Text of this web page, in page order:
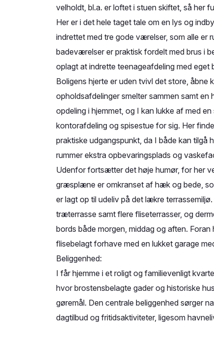
velholdt, bl.a. er loftet i stuen skiftet, så her
Her er i det hele taget tale om en lys og
indrettet med tre gode værelser, som alle er
badeværelser er praktisk fordelt med brus i
oplagt at indrette teenageafdeling med eget
Boligens hjerte er uden tvivl det store,
opholdsafdelinger smelter sammen samt en
opdeling i hjemmet, og I kan lukke af med
kontorafdeling og spisestue for sig. Her
praktiske udgangspunkt, da I både kan tilgå
rummer ekstra opbevaringsplads og
Udenfor fortsætter det høje humør, for her
græsplæne er omkranset af hæk og bede,
er lagt op til udeliv på det lækre
træterrasse samt flere fliseterrasser, og
bords både morgen, middag og aften.
flisebelagt forhave med en lukket garage
Beliggenhed:
I får hjemme i et roligt og familievenligt
hvor brostensbelagte gader og historiske
gøremål. Den centrale beliggenhed sørger
dagtilbud og fritidsaktiviteter, ligesom